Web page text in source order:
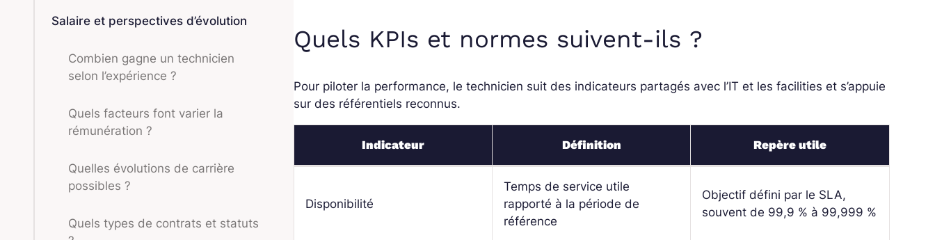
Salaire et perspectives d’évolution
Combien gagne un technicien
selon l’expérience ?
Quels facteurs font varier la
rémunération ?
Quelles évolutions de carrière
possibles ?
Quels types de contrats et statuts
Quels KPIs et normes suivent-ils ?
Pour piloter la performance, le technicien suit des indicateurs partagés avec l’IT et les facilities et s’appuie
sur des référentiels reconnus.
Indicateur Définition Repère utile
Disponibilité
Temps de service utile
rapporté à la période de
référence
Objectif défini par le SLA,
souvent de 99,9 % à 99,999 %